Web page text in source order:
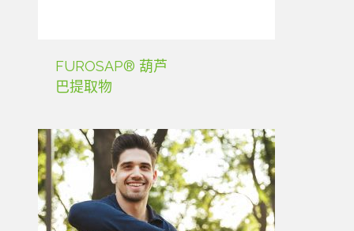
FUROSAP® 葫芦
巴提取物